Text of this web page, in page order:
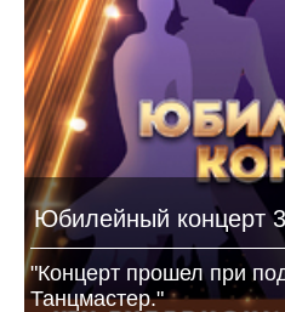
Юбилейный концерт
"Концерт прошел при
Танцмастер."